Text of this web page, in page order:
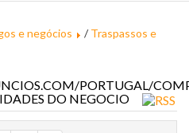
e negócios /Traspassos e
DO NEGOCIO